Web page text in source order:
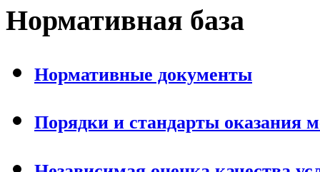
Нормативная база
Нормативные документы
Порядки и стандарты оказания